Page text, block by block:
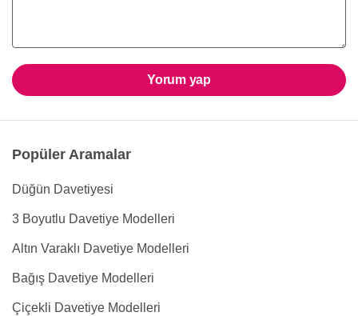
Yorum yap
Popüler Aramalar
Düğün Davetiyesi
3 Boyutlu Davetiye Modelleri
Altın Varaklı Davetiye Modelleri
Bağış Davetiye Modelleri
Çiçekli Davetiye Modelleri